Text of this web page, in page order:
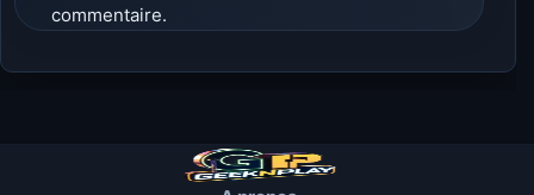
commentaire.